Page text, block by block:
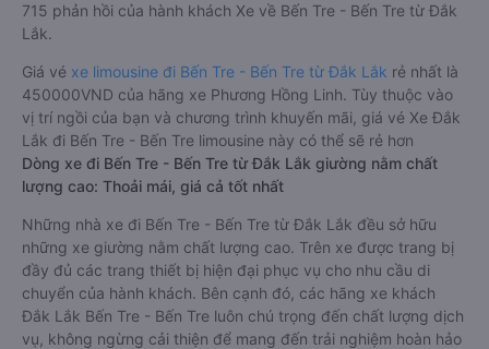
715 phản hồi của hành khách Xe về Bến Tre - Bến Tre từ Đắk
Lắk.
Giá vé xe limousine đi Bến Tre - Bến Tre từ Đắk Lắk rẻ nhất là
450000VND của hãng xe Phương Hồng Linh. Tùy thuộc vào
vị trí ngồi của bạn và chương trình khuyến mãi, giá vé Xe Đắk
Lắk đi Bến Tre - Bến Tre limousine này có thể sẽ rẻ hơn
Dòng xe đi Bến Tre - Bến Tre từ Đắk Lắk giường nằm chất
lượng cao: Thoải mái, giá cả tốt nhất
Những nhà xe đi Bến Tre - Bến Tre từ Đắk Lắk đều sở hữu
những xe giường nằm chất lượng cao. Trên xe được trang bị
đầy đủ các trang thiết bị hiện đại phục vụ cho nhu cầu di
chuyển của hành khách. Bên cạnh đó, các hãng xe khách
Đắk Lắk Bến Tre - Bến Tre luôn chú trọng đến chất lượng dịch
vụ, không ngừng cải thiện để mang đến trải nghiệm hoàn hảo